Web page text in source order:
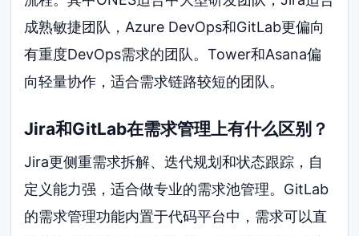
成熟敏捷团队，Azure DevOps和GitLab更偏向
有重度DevOps需求的团队。Tower和Asana偏
向轻量协作，适合需求链路较短的团队。
Jira和GitLab在需求管理上有什么区别？
Jira更侧重需求拆解、迭代规划和状态跟踪，自
定义能力强，适合做专业的需求池管理。GitLab
的需求管理功能内置于代码平台中，需求可以直